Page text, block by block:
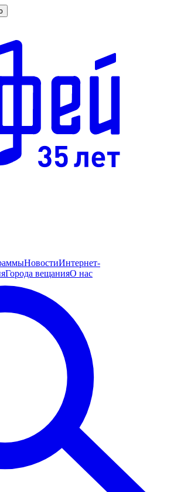
НовостиИнтернет-
Города вещанияО нас